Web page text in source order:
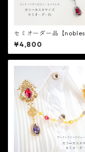
セミオーダー品【
ge】ヴィクトリアンビジ
シルバーネックレス
¥4,800